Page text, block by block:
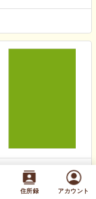
住所録 アカウント